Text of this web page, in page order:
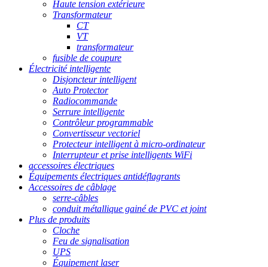
Haute tension extérieure
Transformateur
CT
VT
transformateur
fusible de coupure
Électricité intelligente
Disjoncteur intelligent
Auto Protector
Radiocommande
Serrure intelligente
Contrôleur programmable
Convertisseur vectoriel
Protecteur intelligent à micro-ordinateur
Interrupteur et prise intelligents WiFi
accessoires électriques
Équipements électriques antidéflagrants
Accessoires de câblage
serre-câbles
conduit métallique gainé de PVC et joint
Plus de produits
Cloche
Feu de signalisation
UPS
Équipement laser